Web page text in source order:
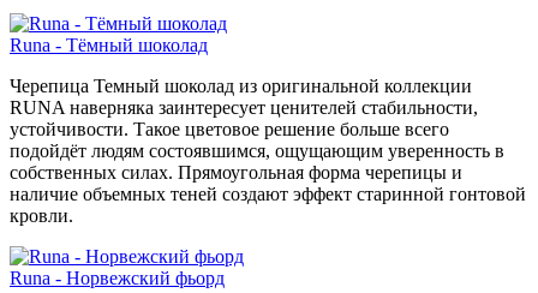
Runa - Тёмный шоколад
Черепица Темный шоколад из оригинальной коллекции
RUNA наверняка заинтересует ценителей стабильности,
устойчивости. Такое цветовое решение больше всего
подойдёт людям состоявшимся, ощущающим уверенность в
собственных силах. Прямоугольная форма черепицы и
наличие объемных теней создают эффект старинной гонтовой
кровли.
Runa - Норвежский фьорд